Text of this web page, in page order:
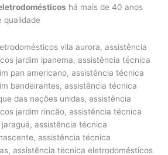
há mais de 40 anos
qualidade
higienópolis, assistência técnica eletrodomésticos campo belo, assistência técnica eletrodomésticos aeroporto, assistência técnica eletrodomésticos santo amaro, assistência técnica eletrodomésticos morumbi, assistência técnica eletrodomésticos morumbi sul, assistência técnica eletrodomésticos real parque, assistência técnica eletrodomésticos bela vista, assistência técnica eletrodomésticos vila mariana, assistência técnica eletrodomésticos praça da árvore, assistência técnica eletrodomésticos bosque da sáude, assistência técnica eletrodomésticos tatuapé, assistência técnica eletrodomésticos penha, assistência técnica eletrodomésticos jardim anália franco, assistência técnica eletrodomésticos butantã, assistência técnica eletrodomésticos cidade jardim, assistência técnica eletrodomésticos jardim luzitania, assistência técnica eletrodomésticos vila progredior, assistência técnica eletrodomésticos jardim silvia, assistência técnica eletrodomésticos paineiras do morumbi, assistência técnica eletrodomésticos brooklin, assistência técnica eletrodomésticos vila sonia, assistência técnica eletrodomésticos indianópolis, assistência técnica eletrodomésticos planalto paulista, assistência técnica eletrodomésticos jardim petropolis, assistência técnica eletrodomésticos brooklin velho, assistência técnica eletrodomésticos jardim cordeiro, assistência técnica eletrodomésticos chácara santo antonio, assistência técnica eletrodomésticos alto da boa vista, assistência técnica eletrodomésticos vila elvira, assistência técnica eletrodomésticos santa cecília, assistência técnica eletrodomésticos aclimação, assistência técnica eletrodomésticos cambuci, assistência técnica eletrodomésticos ipiranga, assistência técnica eletrodomésticos são caetano, assistência técnica eletrodomésticos são bernado, assistência técnica eletrodomésticos santo andré, assistência técnica eletrodomésticos vila madalena, assistência técnica eletrodomésticos jardim das flores, assistência técnica eletrodomésticos parque dos príncipes, assistência técnica eletrodomésticos em são paulo, assistência técnica eletrodomésticos são paulo, assistência técnica eletrodomésticos perto de são paulo, assistência técnica eletrodoméstico, assistência técnica para eletrodoméstico, assistência técnica eletrodomésticos nacionais e importados, assistência técnica de eletrodomésticos em são paulo, assisténcia assistência técnica eletrodomésticos, assistencia tecnica eletrodomesticos sp, assistencia tecnica eletrodomesticos zona norte, conserto de eletrodomésticos sp, assistencia tecnica microondas zona leste, assistencia tecnica eletrodomesticos pinheiros, assistência técnica eletrodomésticos importados, assistência técnica eletrodoméstico importado, assistência técnica para eletrodomésticos em saúde, assistência técnica para eletrodomésticos em república, assistência técnica eletrodoméstico brastemp, assistência técnica eletrodoméstico electrolux, assistência técnica eletrodoméstico bosch, assistência técnica eletrodoméstico continental, assistência técnica eletrodoméstico consul, assistência técnica eletrodoméstico ge, assistência técnica eletrodoméstico mueller, assistência técnica eletrodoméstico whirlpool, assistência técnica eletrodoméstico atlas, assistência técnica eletrodoméstico dako, assistência técnica eletrodoméstico clarice, assistência técnica eletrodoméstico lg, assistência técnica eletrodoméstico venax, assistência técnica eletrodoméstico samsung, assistência técnica eletrodoméstico tecno, assistência técnica eletrodoméstico lofra, assistência técnica eletrodoméstico bertazzoni, assistência técnica eletrodoméstico maytag, assistência técnica eletrodoméstico liebherr, assistência técnica eletrodoméstico amana, assistência técnica eletrodoméstico speed queen, assistência técnica eletrodoméstico esmaltec, assistência técnica eletrodoméstico elettromec, assistência técnica eletrodoméstico futura, assistência técnica eletrodoméstico braslar, assistência técnica eletrodoméstico asko, assistência técnica eletrodoméstico ilve, assistência técnica eletrodoméstico metalmaq, assistência técnica eletrodoméstico best, assistência técnica eletrodoméstico fogatti, assistência técnica eletrodoméstico dacor, assistência técnica eletrodoméstico realce, assistência técnica eletrodoméstico ducane, assistência técnica eletrodoméstico fischer, assistência técnica eletrodoméstico faber, assistência técnica eletrodoméstico gaggenau, assistência técnica eletrodoméstico venâncio, assistência técnica eletrodoméstico goumert, assistência técnica eletrodoméstico tecnogás, assistência técnica eletrodoméstico heartland, assistência técnica eletrodoméstico jenn air, assistência técnica eletrodoméstico maruel, assistência técnica eletrodoméstico sub zero, assistência técnica eletrodoméstico weber, assistência técnica eletrodoméstico smeg, assistência técnica eletrodoméstico wolf, assistência técnica eletrodoméstico viking, assistência técnica eletrodoméstico u-line, assistência técnica eletrodoméstico frigidaire, assistência técnica eletrodoméstico kenmore, assistência técnica eletrodoméstico ariston, assistência técnica eletrodoméstico aga, assistência técnica eletrodoméstico american range, assistência técnica eletrodoméstico thermador, assistência técnica eletrodoméstico blomberg, assistência técnica eletrodoméstico northland, assistência técnica eletrodoméstico dcs, assistência técnica eletrodoméstico diva, assistência técnica geladeira, assistência técnica refrigerador, assistência técnica ar-condicionado, assistência técnica freezer, assistência técnica adega, assistência técnica frigobar, assistência técnica geladeira side by side, assistência técnica refrigerador side by side, assistência técnica frost free, assistência técnica geladeia frost free, assistência técnica fogão, assistência técnica forno, assistência técnica cooktop, assistência técnica microondas, assistência técnica forno elétrico, assistência técnica forno a gás, assistência técnica lavadora, assistência técnica secadora, assistência técnica lava e seca, assistência técnica máquina de lavar, assistência técnica máquina de secar, assistência técnica máquina de lavar e secar, assistência técnica máquina de lavar roupa, assistência técnica máquina de sec